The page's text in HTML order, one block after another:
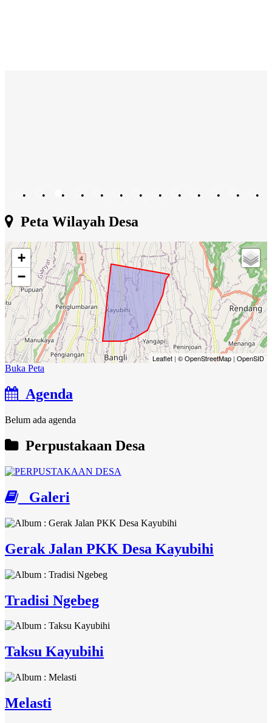
• • • • • • • • • • • •
•
Peta Wilayah Desa
+
−
Leaflet | © OpenStreetMap | OpenSID
Buka Peta
Agenda
Belum ada agenda
Perpustakaan Desa
Galeri
Gerak Jalan PKK Desa Kayubihi
Tradisi Ngebeg
Taksu Kayubihi
Melasti